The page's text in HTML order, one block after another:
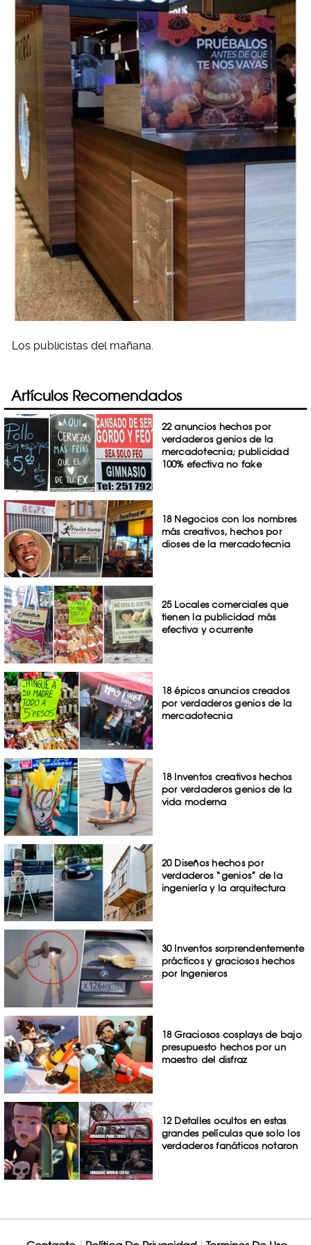
Los publicistas del mañana.
Artículos Recomendados
22 anuncios hechos por
verdaderos genios de la
mercadotecnia; publicidad
100% efectiva no fake
18 Negocios con los nombres
más creativos, hechos por
dioses de la mercadotecnia
25 Locales comerciales que
tienen la publicidad más
efectiva y ocurrente
18 épicos anuncios creados
por verdaderos genios de la
mercadotecnia
18 Inventos creativos hechos
por verdaderos genios de la
vida moderna
20 Diseños hechos por
verdaderos “genios” de la
ingeniería y la arquitectura
30 Inventos sorprendentemente
prácticos y graciosos hechos
por Ingenieros
18 Graciosos cosplays de bajo
presupuesto hechos por un
maestro del disfraz
12 Detalles ocultos en estas
grandes películas que solo los
verdaderos fanáticos notaron